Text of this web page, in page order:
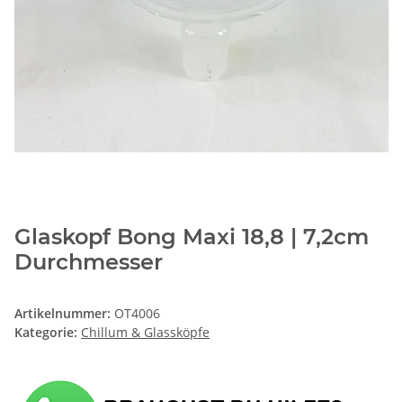
Glaskopf Bong Maxi 18,8 | 7,2cm
Durchmesser
Artikelnummer: OT4006
Kategorie: Chillum & Glassköpfe